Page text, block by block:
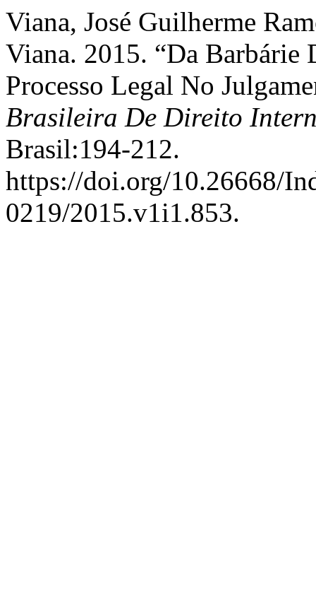
Viana, José Guilherme
Viana. 2015. “Da
Processo Legal No
Brasileira De Direito
Brasil:194-212.
https://doi.org/10.26668/
0219/2015.v1i1.853.